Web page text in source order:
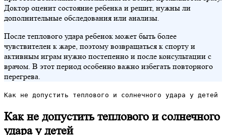
Доктор оценит состояние ребенка и решит, нужны ли
дополнительные обследования или анализы.
После теплового удара ребенок может быть более
чувствителен к жаре, поэтому возвращаться к спорту и
активным играм нужно постепенно и после консультации с
врачом. В этот период особенно важно избегать повторного
перегрева.
Как не допустить теплового и солнечного удара у детей
Как не допустить теплового и солнечного
удара у детей